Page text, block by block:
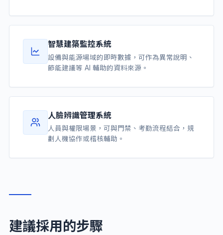
智慧建築監控系統
設備與能源場域的即時數據，可作為異常說明、
節能建議等 AI 輔助的資料來源。
人臉辨識管理系統
人員與權限場景，可與門禁、考勤流程結合，規
劃人機協作或稽核輔助。
建議採用的步驟